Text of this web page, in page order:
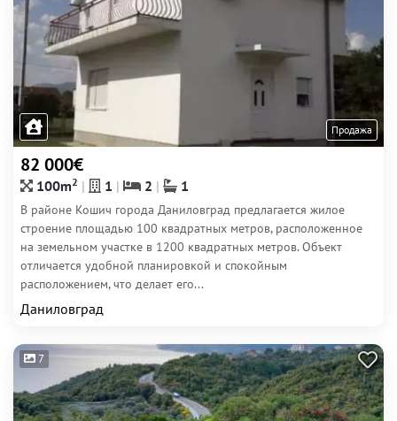
Продажа
82 000€
100m2 1 2 1
В районе Кошич города Даниловград предлагается жилое
строение площадью 100 квадратных метров, расположенное
на земельном участке в 1200 квадратных метров. Объект
отличается удобной планировкой и спокойным
расположением, что делает его...
Даниловград
7